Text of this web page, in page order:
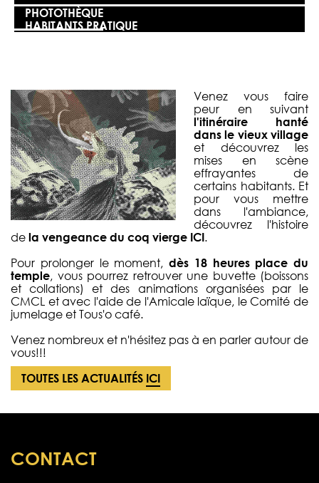
PHOTOTHÈQUE
HABITANTS PRATIQUE
Venez vous faire
peur en suivant
l'itinéraire hanté
dans le vieux village
et découvrez les
mises en scène
effrayantes de
certains habitants. Et
pour vous mettre
dans l'ambiance,
découvrez l'histoire
de la vengeance du coq vierge ICI.
Pour prolonger le moment, dès 18 heures place du
temple, vous pourrez retrouver une buvette (boissons
et collations) et des animations organisées par le
CMCL et avec l'aide de l'Amicale laïque, le Comité de
jumelage et Tous'o café.
Venez nombreux et n'hésitez pas à en parler autour de
vous!!!
TOUTES LES ACTUALITÉS ICI
CONTACT